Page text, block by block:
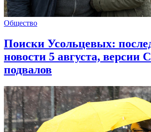
Общество
Поиски Усольцевых:
новости 5 августа, версии
подвалов